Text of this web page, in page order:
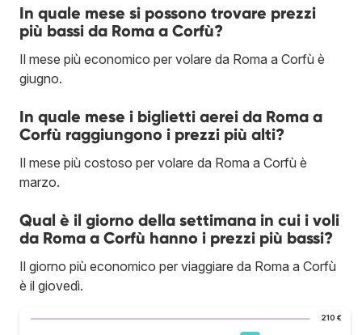
In quale mese si possono trovare prezzi
più bassi da Roma a Corfù?
Il mese più economico per volare da Roma a Corfù è
giugno.
In quale mese i biglietti aerei da Roma a
Corfù raggiungono i prezzi più alti?
Il mese più costoso per volare da Roma a Corfù è
marzo.
Qual è il giorno della settimana in cui i voli
da Roma a Corfù hanno i prezzi più bassi?
Il giorno più economico per viaggiare da Roma a Corfù
è il giovedì.
210 €